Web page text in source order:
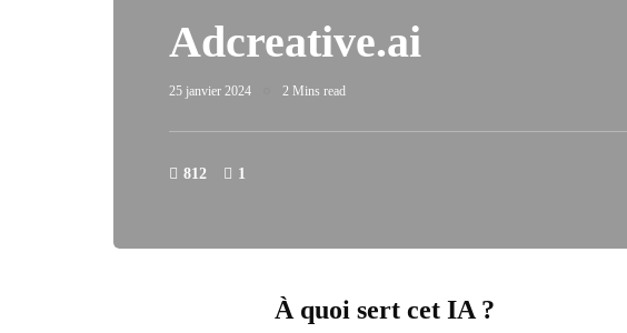
Adcreative.ai
25 janvier 2024 2 Mins read
812 1
À quoi sert cet IA ?